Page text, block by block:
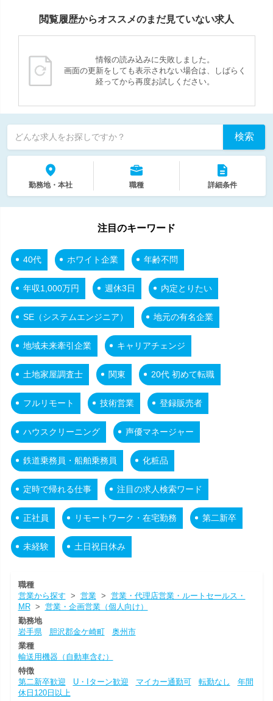
閲覧履歴からオススメのまだ見ていない求人
情報の読み込みに失敗しました。
画面の更新をしても表示されない場合は、しばらく
経ってから再度お試しください。
どんな求人をお探しですか？ 検索
勤務地・本社 職種 詳細条件
注目のキーワード
40代 ホワイト企業 年齢不問
年収1,000万円 週休3日 内定とりたい
SE（システムエンジニア） 地元の有名企業
地域未来牽引企業 キャリアチェンジ
土地家屋調査士 関東 20代 初めて転職
フルリモート 技術営業 登録販売者
ハウスクリーニング 声優マネージャー
鉄道乗務員・船舶乗務員 化粧品
定時で帰れる仕事 注目の求人検索ワード
正社員 リモートワーク・在宅勤務 第二新卒
未経験 土日祝日休み
職種
営業から探す > 営業> 営業・代理店営業・ルートセールス・
MR> 営業・企画営業（個人向け）
勤務地
岩手県
胆沢郡金ケ崎町
奥州市
業種
輸送用機器（自動車含む）
特徴
第二新卒歓迎
U・Iターン歓迎 マイカー通勤可 転勤なし
年間
休日120日以上